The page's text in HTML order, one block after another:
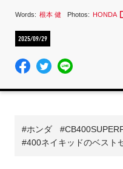
Words: 根本 健 Photos: HONDA
2025/09/29
ホンダ
400ネイキッドのベスト